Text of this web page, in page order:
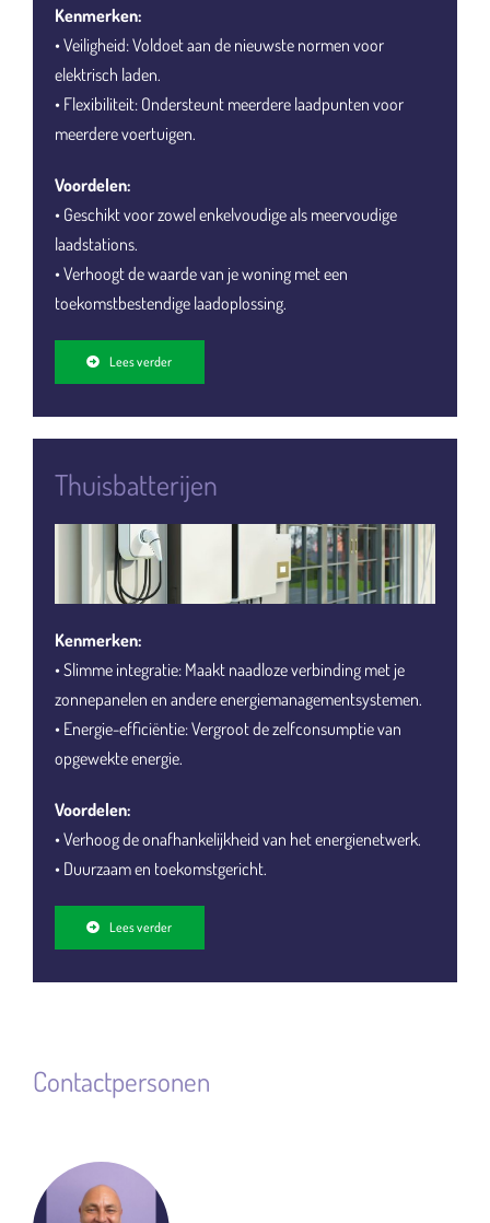
Kenmerken:
• Veiligheid: Voldoet aan de nieuwste normen voor
elektrisch laden.
• Flexibiliteit: Ondersteunt meerdere laadpunten voor
meerdere voertuigen.
Voordelen:
• Geschikt voor zowel enkelvoudige als meervoudige
laadstations.
• Verhoogt de waarde van je woning met een
toekomstbestendige laadoplossing.
Lees verder
Thuisbatterijen
Kenmerken:
• Slimme integratie: Maakt naadloze verbinding met je
zonnepanelen en andere energiemanagementsystemen.
• Energie-efficiëntie: Vergroot de zelfconsumptie van
opgewekte energie.
Voordelen:
• Verhoog de onafhankelijkheid van het energienetwerk.
• Duurzaam en toekomstgericht.
Lees verder
Contactpersonen